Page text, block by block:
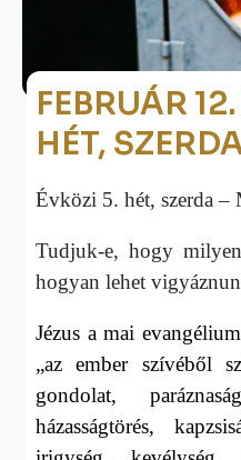
FEBRUÁR
HÉT,
Évközi 5. hét, szerda –
Tudjuk-e, hogy
hogyan lehet
Jézus amai
„az ember szívéből
gondolat,
házasságtörés,